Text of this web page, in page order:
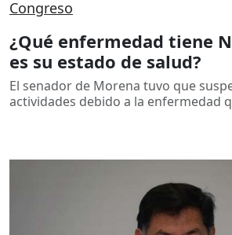
Congreso
¿Qué enfermedad tiene
es su estado de salud?
El senador de Morena tuvo que
actividades debido a la enfermedad